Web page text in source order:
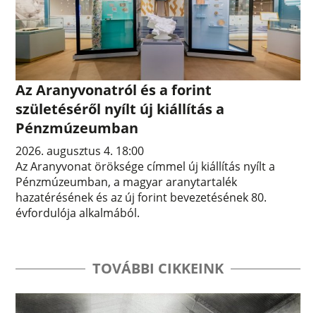
Az Aranyvonatról és a forint
születéséről nyílt új kiállítás a
Pénzmúzeumban
2026. augusztus 4. 18:00
Az Aranyvonat öröksége címmel új kiállítás nyílt a
Pénzmúzeumban, a magyar aranytartalék
hazatérésének és az új forint bevezetésének 80.
évfordulója alkalmából.
TOVÁBBI CIKKEINK